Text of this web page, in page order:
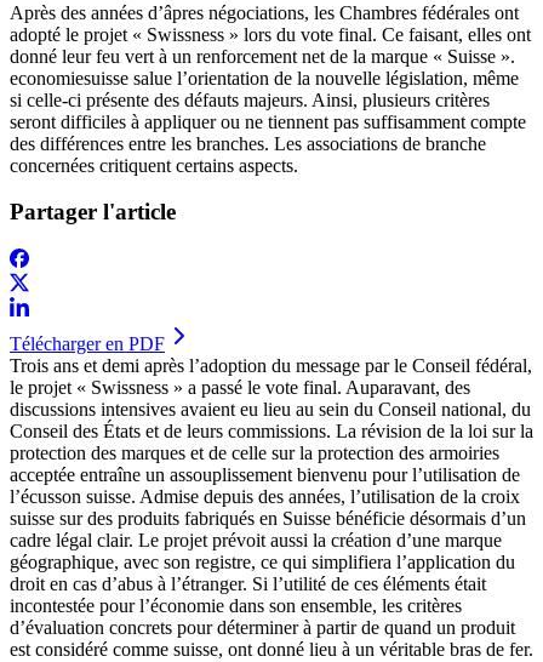
​Après des années d’âpres négociations, les Chambres fédérales ont
adopté le projet « Swissness » lors du vote final. Ce faisant, elles ont
donné leur feu vert à un renforcement net de la marque « Suisse ».
economiesuisse salue l’orientation de la nouvelle législation, même
si celle-ci présente des défauts majeurs. Ainsi, plusieurs critères
seront difficiles à appliquer ou ne tiennent pas suffisamment compte
des différences entre les branches. Les associations de branche
concernées critiquent certains aspects.
Partager l'article
Télécharger en PDF
​Trois ans et demi après l’adoption du message par le Conseil fédéral,
le projet « Swissness » a passé le vote final. Auparavant, des
discussions intensives avaient eu lieu au sein du Conseil national, du
Conseil des États et de leurs commissions. La révision de la loi sur la
protection des marques et de celle sur la protection des armoiries
acceptée entraîne un assouplissement bienvenu pour l’utilisation de
l’écusson suisse. Admise depuis des années, l’utilisation de la croix
suisse sur des produits fabriqués en Suisse bénéficie désormais d’un
cadre légal clair. Le projet prévoit aussi la création d’une marque
géographique, avec son registre, ce qui simplifiera l’application du
droit en cas d’abus à l’étranger. Si l’utilité de ces éléments était
incontestée pour l’économie dans son ensemble, les critères
d’évaluation concrets pour déterminer à partir de quand un produit
est considéré comme suisse, ont donné lieu à un véritable bras de fer.